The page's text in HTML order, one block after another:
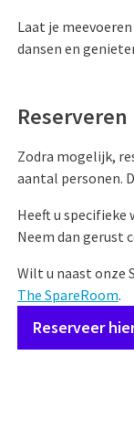
Laat je
dansen en
Reserveren
Zodra mogelijk,
aantal personen.
Heeft u
Neem dan gerust
Wilt u naast onze
The SpareRoom.
Reserveer